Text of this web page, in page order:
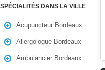
SPÉCIALITÉS DANS LA VILLE
Acupuncteur Bordeaux
Allergologue Bordeaux
Ambulancier Bordeaux